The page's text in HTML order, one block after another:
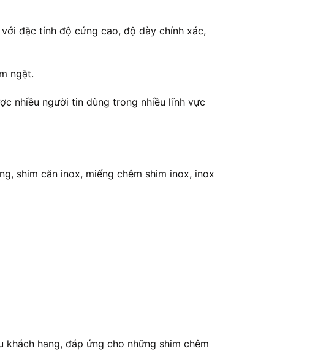
đặc tính độ cứng cao, độ dày chính xác,
ngặt.
nhiều người tin dùng trong nhiều lĩnh vực
shim căn inox, miếng chêm shim inox, inox
hang, đáp ứng cho những shim chêm